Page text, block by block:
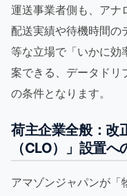
運送事業者側も、アナ
配送実績や待機時間の
等な立場で「いかに効
案できる、データドリ
の条件となります。
荷主企業全般：改
（CLO）」設置へ
アマゾンジャパンが「